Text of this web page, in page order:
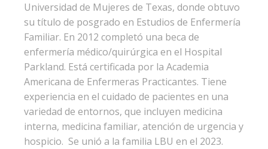
Universidad de Mujeres de Texas, donde obtuvo
su título de posgrado en Estudios de Enfermería
Familiar. En 2012 completó una beca de
enfermería médico/quirúrgica en el Hospital
Parkland. Está certificada por la Academia
Americana de Enfermeras Practicantes. Tiene
experiencia en el cuidado de pacientes en una
variedad de entornos, que incluyen medicina
interna, medicina familiar, atención de urgencia y
hospicio. Se unió a la familia LBU en el 2023.